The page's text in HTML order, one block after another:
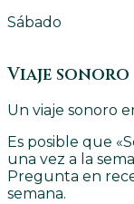
Sábado
Viaje sonoro
Un viaje sonoro
Es posible que
una vez a la
Pregunta en
semana.